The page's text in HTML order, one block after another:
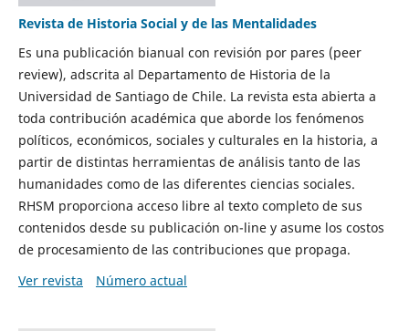
Revista de Historia Social y de las Mentalidades
Es una publicación bianual con revisión por pares (peer
review), adscrita al Departamento de Historia de la
Universidad de Santiago de Chile. La revista esta abierta a
toda contribución académica que aborde los fenómenos
políticos, económicos, sociales y culturales en la historia, a
partir de distintas herramientas de análisis tanto de las
humanidades como de las diferentes ciencias sociales.
RHSM proporciona acceso libre al texto completo de sus
contenidos desde su publicación on-line y asume los costos
de procesamiento de las contribuciones que propaga.
Ver revista
Número actual